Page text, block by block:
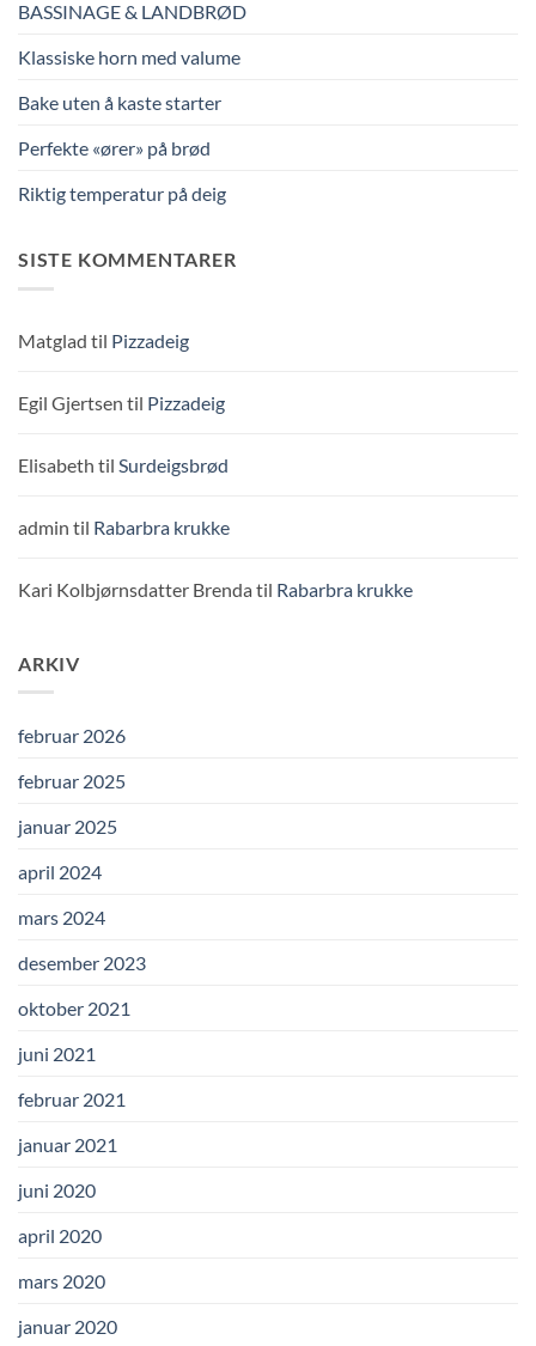
BASSINAGE & LANDBRØD
Klassiske horn med valume
Bake uten å kaste starter
Perfekte «ører» på brød
Riktig temperatur på deig
SISTE KOMMENTARER
Matglad til Pizzadeig
Egil Gjertsen til Pizzadeig
Elisabeth til Surdeigsbrød
admin til Rabarbra krukke
Kari Kolbjørnsdatter Brenda til Rabarbra krukke
ARKIV
februar 2026
februar 2025
januar 2025
april 2024
mars 2024
desember 2023
oktober 2021
juni 2021
februar 2021
januar 2021
juni 2020
april 2020
mars 2020
januar 2020